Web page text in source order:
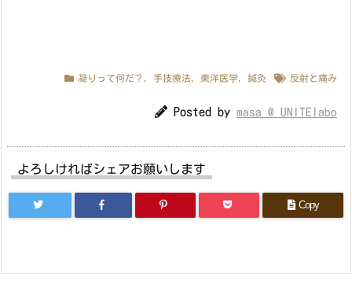
凝りって何だ？ 手技療法 東洋医学 鍼灸 反射と痛み
Posted by masa @ UNITElabo
よろしければシェアお願いします
Copy